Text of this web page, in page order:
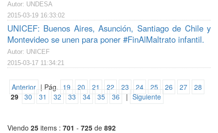
Autor: UNDESA
2015-03-19 16:33:02
UNICEF: Buenos Aires, Asunción, Santiago de Chile y
Montevideo se unen para poner #FinAlMaltrato infantil.
Autor: UNICEF
2015-03-17 11:34:21
Anterior | Pág. 19 20 21 22 23 24 25 26 27
28
29 30 31 32 33 34 35 36 | Siguiente
Viendo 25 items : 701 - 725 de 892